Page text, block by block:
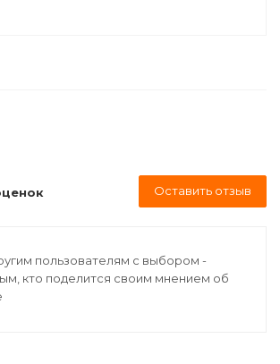
Оставить отзыв
пользователям с выбором -
кто поделится своим мнением об